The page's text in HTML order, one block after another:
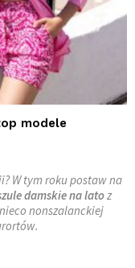
modele
W tym roku postaw na
damskie na latoz
nonszalanckiej